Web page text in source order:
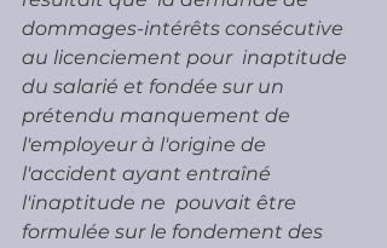
dommages-intérêts consécutive
au licenciement pour  inaptitude
du salarié et fondée sur un
prétendu manquement de
l'employeur à l'origine de
l'accident ayant entraîné
l'inaptitude ne  pouvait être
formulée sur le fondement des